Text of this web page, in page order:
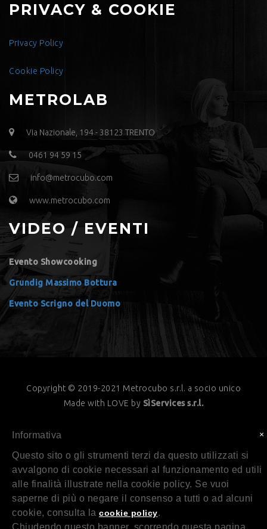
PRIVACY & COOKIE
Privacy Policy
Cookie Policy
METROLAB
Via Nazionale, 194 - 38123 TRENTO
0461 94 59 15
info@metrocubo.com
www.metrocubo.com
VIDEO / EVENTI
Evento Showcooking
Grundig Massimo Bottura
Evento Scrigno del Duomo
Copyright © 2019-2021 Metrocubo s.r.l. a socio unico
Made with LOVE by SìServices s.r.l.
×
Informativa
Questo sito o gli strumenti terzi da questo utilizzati si
avvalgono di cookie necessari al funzionamento ed utili
alle finalità illustrate nella cookie policy. Se vuoi
saperne di più o negare il consenso a tutti o ad alcuni
cookie, consulta la cookie policy.
Chiudendo questo banner, scorrendo questa pagina,